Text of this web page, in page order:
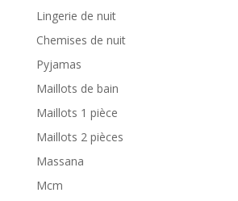
Lingerie de nuit
Chemises de nuit
Pyjamas
Maillots de bain
Maillots 1 pièce
Maillots 2 pièces
Massana
Mcm